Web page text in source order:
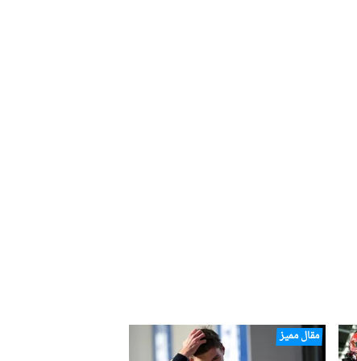
مقال مميز